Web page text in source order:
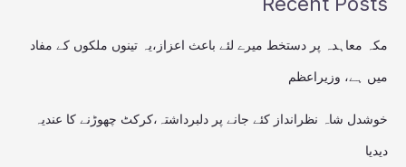
مکہ معاہدہ پر دستخط میرے لئے باعث اعزاز،یہ تینوں ملکوں کے مفاد
میں ہے، وزیراعظم
خوشدل شاہ نظرانداز کئے جانے پر دلبرداشتہ،کرکٹ چھوڑنے کا عندیہ
دیدیا